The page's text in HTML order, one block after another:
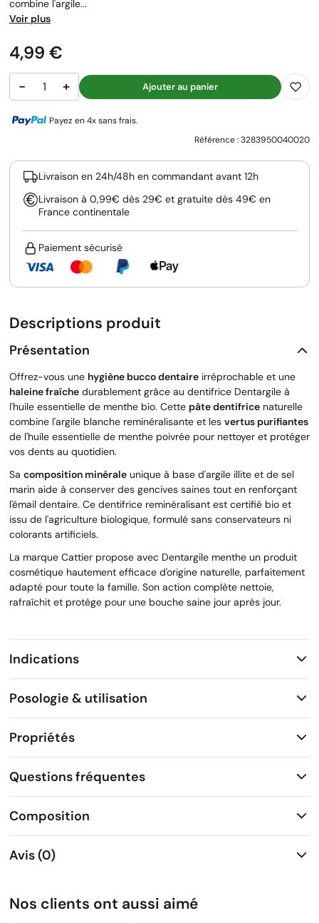
combine l'argile...
Voir plus
Prix
4,99 €
− + Ajouter au panier
Payez en 4x sans frais.
Référence :3283950040020
Livraison en 24h/48h en commandant avant 12h
Livraison à 0,99€ dès 29€ et gratuite dès 49€ en
France continentale
Paiement sécurisé
Descriptions produit
Présentation
Offrez-vous une hygiène bucco dentaire irréprochable et une
haleine fraîche durablement grâce au dentifrice Dentargile à
l'huile essentielle de menthe bio. Cette pâte dentifrice naturelle
combine l'argile blanche reminéralisante et les vertus purifiantes
de l'huile essentielle de menthe poivrée pour nettoyer et protéger
vos dents au quotidien.
Sa composition minérale unique à base d'argile illite et de sel
marin aide à conserver des gencives saines tout en renforçant
l'émail dentaire. Ce dentifrice reminéralisant est certifié bio et
issu de l'agriculture biologique, formulé sans conservateurs ni
colorants artificiels.
La marque Cattier propose avec Dentargile menthe un produit
cosmétique hautement efficace d'origine naturelle, parfaitement
adapté pour toute la famille. Son action complète nettoie,
rafraîchit et protège pour une bouche saine jour après jour.
Indications
Posologie & utilisation
Propriétés
Questions fréquentes
Composition
Avis (0)
Nos clients ont aussi aimé